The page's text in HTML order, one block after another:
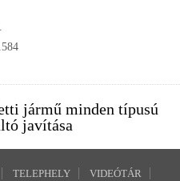
jármű minden típusú
javítása
TELEPHELY VIDEÓTÁR